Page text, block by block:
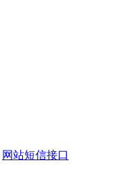
网站短信接口